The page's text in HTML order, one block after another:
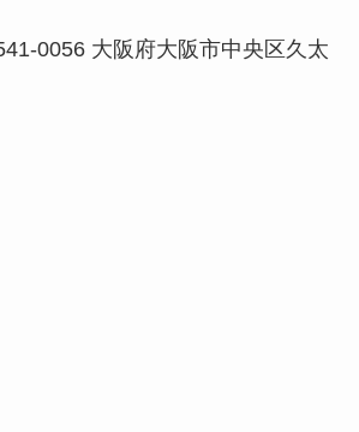
0056 大阪府大阪市中央区久太